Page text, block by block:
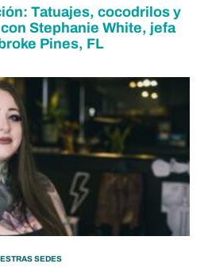
Tatuajes, cocodrilos y
Stephanie White, jefa
Pines, FL
SEDES